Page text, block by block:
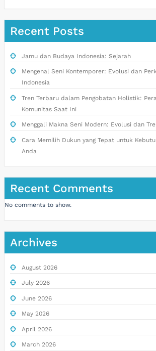
Recent Posts
Jamu dan Budaya Indonesia: Sejarah
Mengenal Seni Kontemporer: Evolusi dan
Indonesia
Tren Terbaru dalam Pengobatan Holistik:
Komunitas Saat Ini
Menggali Makna Seni Modern: Evolusi dan
Cara Memilih Dukun yang Tepat untuk
Anda
Recent Comments
No comments to show.
Archives
August 2026
July 2026
June 2026
May 2026
April 2026
March 2026